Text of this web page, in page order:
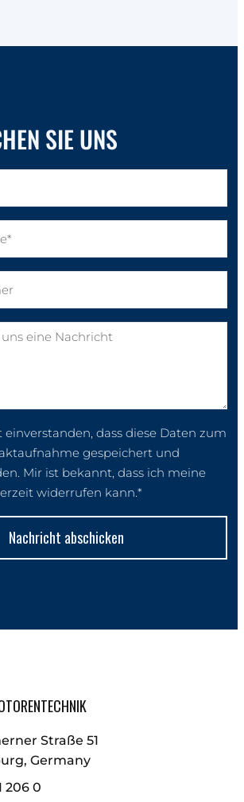
SIE UNS
dass diese Daten zum
gespeichert und
Mir ist bekannt, dass ich meine
widerrufen kann.*
Nachricht abschicken
Straße 51
Germany
206 0